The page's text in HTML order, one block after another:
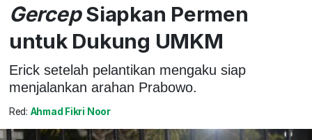
GercepSiapkan Permen
untuk Dukung UMKM
Erick setelah pelantikan mengaku siap
menjalankan arahan Prabowo.
Red: Ahmad Fikri Noor